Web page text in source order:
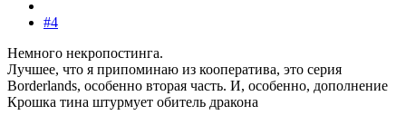
#4
Немного некропостинга.
Лучшее, что я припоминаю из кооператива, это серия
Borderlands, особенно вторая часть. И, особенно, дополнение
Крошка тина штурмует обитель дракона